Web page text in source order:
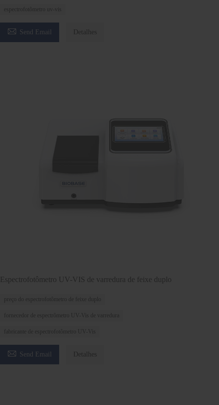
espectrofotômetro uv-vis
 Send Email Detalhes
Espectrofotômetro UV-VIS de varredura de feixe duplo
preço do espectrofotômetro de feixe duplo
fornecedor de espectrômetro UV-Vis de varredura
fabricante de espectrofotômetro UV-Vis
 Send Email Detalhes